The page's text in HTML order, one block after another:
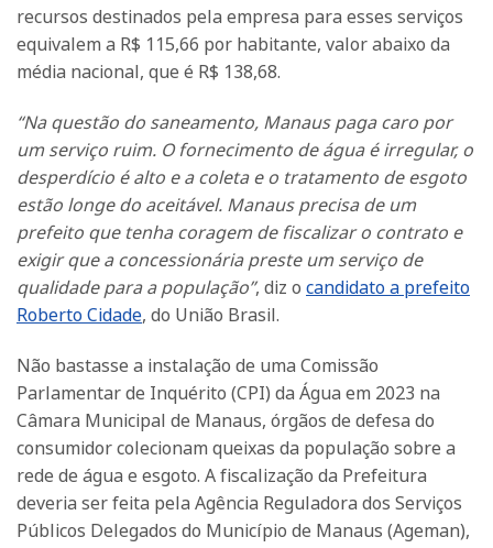
recursos destinados pela empresa para esses serviços
equivalem a R$ 115,66 por habitante, valor abaixo da
média nacional, que é R$ 138,68.
“Na questão do saneamento, Manaus paga caro por
um serviço ruim. O fornecimento de água é irregular, o
desperdício é alto e a coleta e o tratamento de esgoto
estão longe do aceitável. Manaus precisa de um
prefeito que tenha coragem de fiscalizar o contrato e
exigir que a concessionária preste um serviço de
qualidade para a população”, diz o candidato a prefeito
Roberto Cidade, do União Brasil.
Não bastasse a instalação de uma Comissão
Parlamentar de Inquérito (CPI) da Água em 2023 na
Câmara Municipal de Manaus, órgãos de defesa do
consumidor colecionam queixas da população sobre a
rede de água e esgoto. A fiscalização da Prefeitura
deveria ser feita pela Agência Reguladora dos Serviços
Públicos Delegados do Município de Manaus (Ageman),